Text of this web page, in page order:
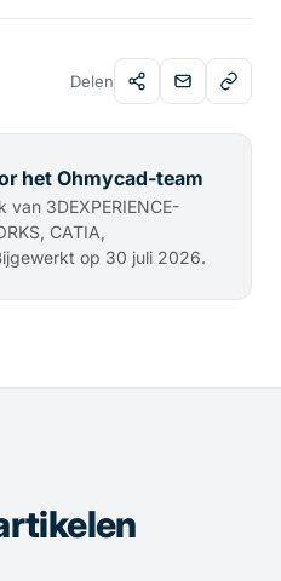
Delen
het Ohmycad-team
van 3DEXPERIENCE-
CATIA,
op 30 juli 2026.